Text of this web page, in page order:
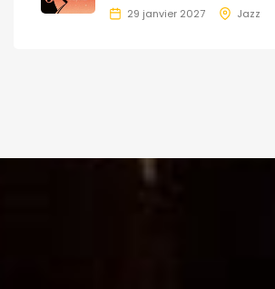
29 janvier 2027 Jazz